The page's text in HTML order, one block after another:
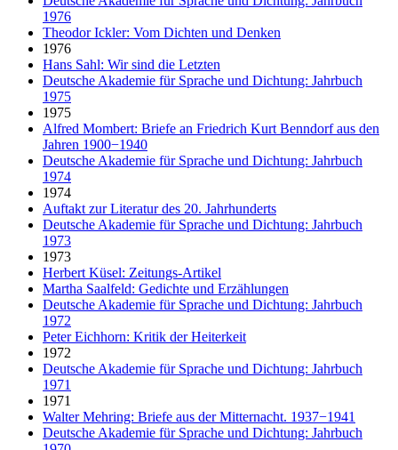
1976
Theodor Ickler: Vom Dichten und Denken
1976
Hans Sahl: Wir sind die Letzten
Deutsche Akademie für Sprache und Dichtung: Jahrbuch
1975
1975
Alfred Mombert: Briefe an Friedrich Kurt Benndorf aus den
Jahren 1900−1940
Deutsche Akademie für Sprache und Dichtung: Jahrbuch
1974
1974
Auftakt zur Literatur des 20. Jahrhunderts
Deutsche Akademie für Sprache und Dichtung: Jahrbuch
1973
1973
Herbert Küsel: Zeitungs-Artikel
Martha Saalfeld: Gedichte und Erzählungen
Deutsche Akademie für Sprache und Dichtung: Jahrbuch
1972
Peter Eichhorn: Kritik der Heiterkeit
1972
Deutsche Akademie für Sprache und Dichtung: Jahrbuch
1971
1971
Walter Mehring: Briefe aus der Mitternacht. 1937−1941
Deutsche Akademie für Sprache und Dichtung: Jahrbuch